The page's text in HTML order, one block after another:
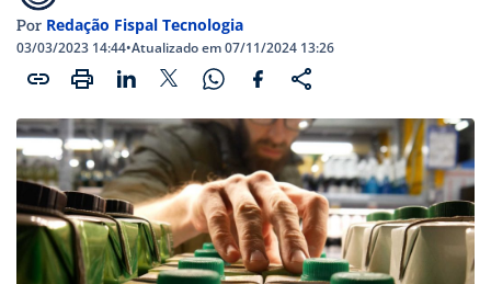
Por Redação Fispal Tecnologia
03/03/2023 14:44•Atualizado em 07/11/2024 13:26